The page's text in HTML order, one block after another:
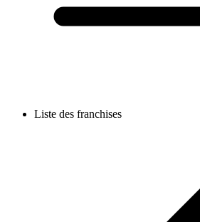
Liste des franchises